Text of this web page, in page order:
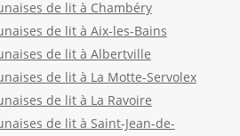
de lit à Chambéry
de lit à Aix-les-Bains
de lit à Albertville
de lit à La Motte-Servolex
de lit à La Ravoire
de lit à Saint-Jean-de-